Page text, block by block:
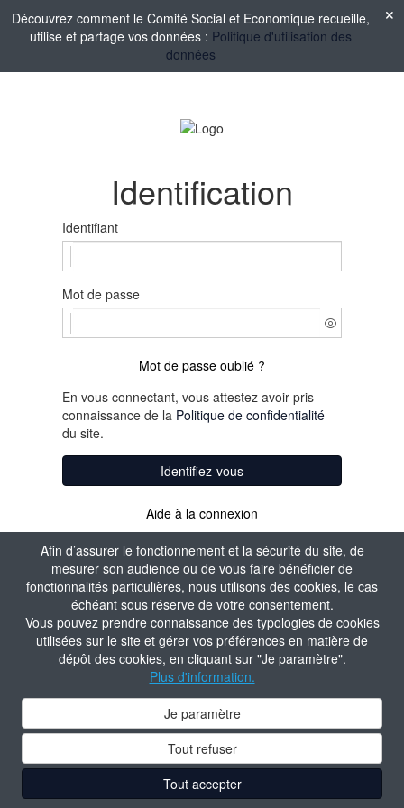
Afin d’assurer le fonctionnement et la sécurité du site, de
mesurer son audience ou de vous faire bénéficier de
fonctionnalités particulières, nous utilisons des cookies, le cas
échéant sous réserve de votre consentement.
Vous pouvez prendre connaissance des typologies de cookies
utilisées sur le site et gérer vos préférences en matière de
dépôt des cookies, en cliquant sur "Je paramètre".
Plus d'information.
Je paramètre
Tout refuser
Tout accepter
Découvrez comment le Comité Social et Economique recueille,
utilise et partage vos données : Politique d'utilisation des
données
Identification
Identifiant
Mot de passe
Mot de passe oublié ?
En vous connectant, vous attestez avoir pris
connaissance de la Politique de confidentialité
du site.
Identifiez-vous
Aide à la connexion